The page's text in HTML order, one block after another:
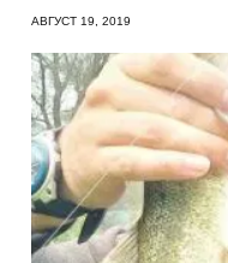
АВГУСТ 19, 2019